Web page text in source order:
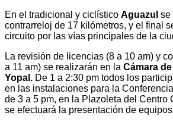
En el tradicional y ciclístico Aguazul se
contrarreloj de 17 kilómetros, y el final
circuito por las vías principales de la
La revisión de licencias (8 a 10 am) y
a 11 am) se realizarán en la Cámara
Yopal. De 1 a 2:30 pm todos los
en las instalaciones para la
de 3 a 5 pm, en la Plazoleta del Centro
se efectuará la presentación de